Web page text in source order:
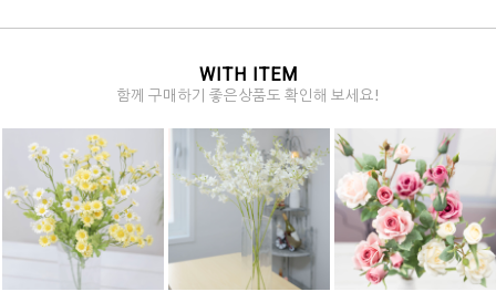
WITH ITEM
함께 구매하기 좋은상품도 확인해 보세요!